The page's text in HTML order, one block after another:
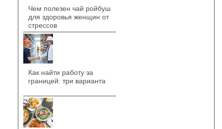
Чем полезен чай ройбуш
для здоровья женщин от
стрессов
Как найти работу за
границей: три варианта